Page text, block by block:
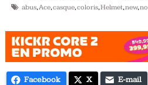
abus,Ace,casque,coloris,Helmet,new,
Facebook X E-mail